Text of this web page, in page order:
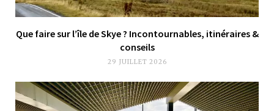
Que faire sur l’île de Skye ? Incontournables, itinéraires &
conseils
29 JUILLET 2026